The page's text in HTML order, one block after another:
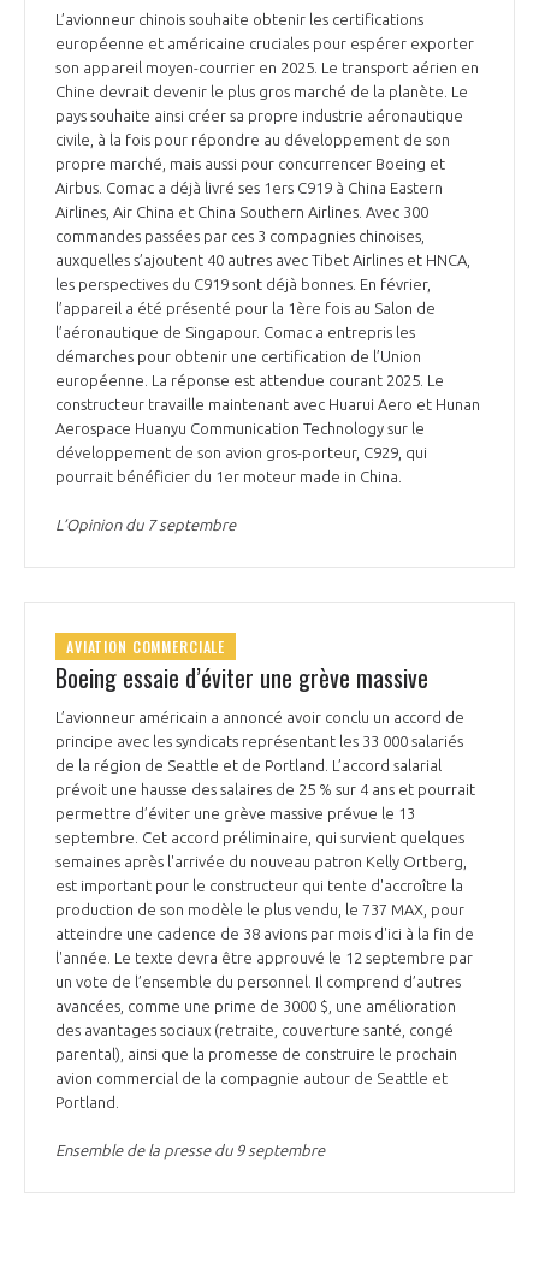
L’avionneur chinois souhaite obtenir les certifications
européenne et américaine cruciales pour espérer exporter
son appareil moyen-courrier en 2025. Le transport aérien en
Chine devrait devenir le plus gros marché de la planète. Le
pays souhaite ainsi créer sa propre industrie aéronautique
civile, à la fois pour répondre au développement de son
propre marché, mais aussi pour concurrencer Boeing et
Airbus. Comac a déjà livré ses 1ers C919 à China Eastern
Airlines, Air China et China Southern Airlines. Avec 300
commandes passées par ces 3 compagnies chinoises,
auxquelles s’ajoutent 40 autres avec Tibet Airlines et HNCA,
les perspectives du C919 sont déjà bonnes. En février,
l’appareil a été présenté pour la 1ère fois au Salon de
l’aéronautique de Singapour. Comac a entrepris les
démarches pour obtenir une certification de l’Union
européenne. La réponse est attendue courant 2025. Le
constructeur travaille maintenant avec Huarui Aero et Hunan
Aerospace Huanyu Communication Technology sur le
développement de son avion gros-porteur, C929, qui
pourrait bénéficier du 1er moteur made in China.
L’Opinion du 7 septembre
AVIATION COMMERCIALE
Boeing essaie d’éviter une grève massive
L’avionneur américain a annoncé avoir conclu un accord de
principe avec les syndicats représentant les 33 000 salariés
de la région de Seattle et de Portland. L’accord salarial
prévoit une hausse des salaires de 25 % sur 4 ans et pourrait
permettre d’éviter une grève massive prévue le 13
septembre. Cet accord préliminaire, qui survient quelques
semaines après l'arrivée du nouveau patron Kelly Ortberg,
est important pour le constructeur qui tente d'accroître la
production de son modèle le plus vendu, le 737 MAX, pour
atteindre une cadence de 38 avions par mois d'ici à la fin de
l'année. Le texte devra être approuvé le 12 septembre par
un vote de l’ensemble du personnel. Il comprend d’autres
avancées, comme une prime de 3000 $, une amélioration
des avantages sociaux (retraite, couverture santé, congé
parental), ainsi que la promesse de construire le prochain
avion commercial de la compagnie autour de Seattle et
Portland.
Ensemble de la presse du 9 septembre